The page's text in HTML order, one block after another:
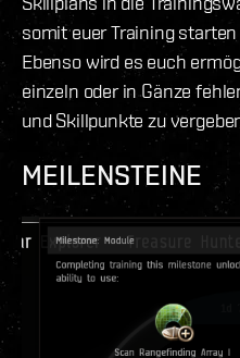
somit euer Training
Ebenso wird es euch
einzeln oder in Gänze
und Skillpunkte zu
MEILENSTEINE